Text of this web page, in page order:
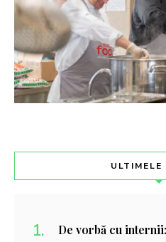
ULTIMELE
De vorbă cu